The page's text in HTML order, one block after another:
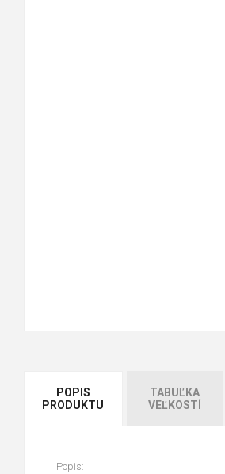
POPIS
PRODUKTU
TABUĽKA
VEĽKOSTÍ
Popis: